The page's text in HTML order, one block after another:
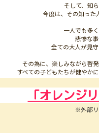
そして、知
今度は、その知った
一人でも多
悲惨な
全ての大人が見
その為に、楽しみながら啓
すべての子どもたちが健やか
「オレンジ
※外部リ